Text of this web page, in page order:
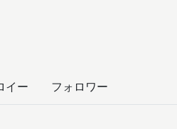
イー フォロワー